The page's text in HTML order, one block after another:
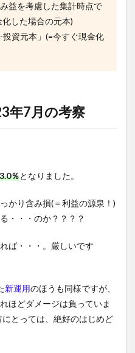
益を考慮した集計時点で
した場合の元本)
投資元本」(=今すぐ現金化
年7月の考察
％となりました。
かり含み損(＝利益の源泉！)
・・・のか？？？？
ば・・・。厳しいです
新運用のほうも同様ですが、
ほどダメージは負っていま
とっては、絶好のはじめど